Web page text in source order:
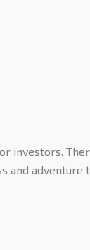
investors.
and